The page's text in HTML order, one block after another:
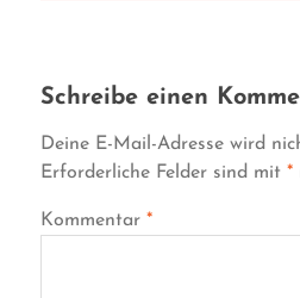
Schreibe einen
Deine E-Mail-Adresse wird
Erforderliche Felder sind mit *
Kommentar *